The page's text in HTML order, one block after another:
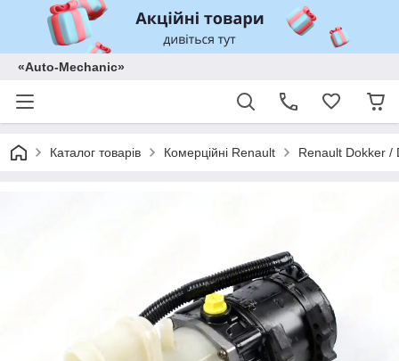
«Auto-Mechanic»
Каталог товарів Комерційні Renault Renault Dokker /